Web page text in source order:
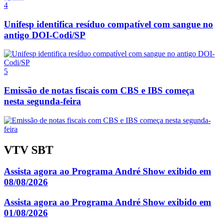
4
Unifesp identifica resíduo compatível com sangue no
antigo DOI-Codi/SP
5
Emissão de notas fiscais com CBS e IBS começa
nesta segunda-feira
VTV SBT
Assista agora ao Programa André Show exibido em
08/08/2026
Assista agora ao Programa André Show exibido em
01/08/2026